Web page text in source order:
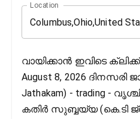
Location
വായിക്കാൻ ഇവിടെ
August 8, 2026 ദിനസരി
Jathakam) - trading -
കതിര്‍ സുബ്ബയ്യ (കെ.ടി